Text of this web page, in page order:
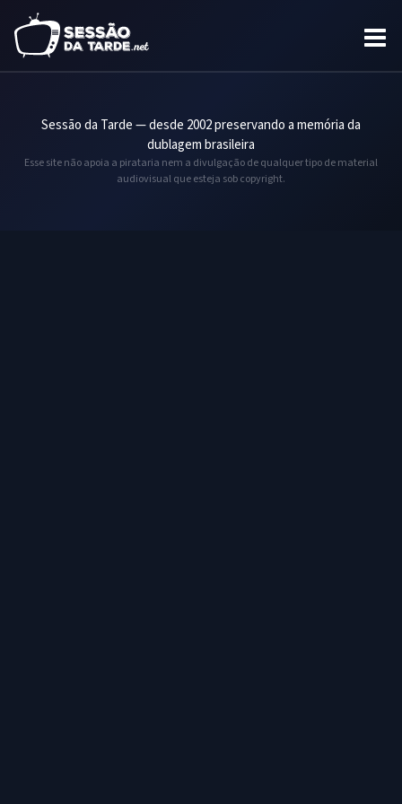
Sessão da Tarde — desde 2002 preservando a memória da
dublagem brasileira
Esse site não apoia a pirataria nem a divulgação de qualquer tipo de material
audiovisual que esteja sob copyright.